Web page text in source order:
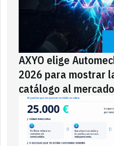
AXYO elige
2026 para mostrar
catálogo al